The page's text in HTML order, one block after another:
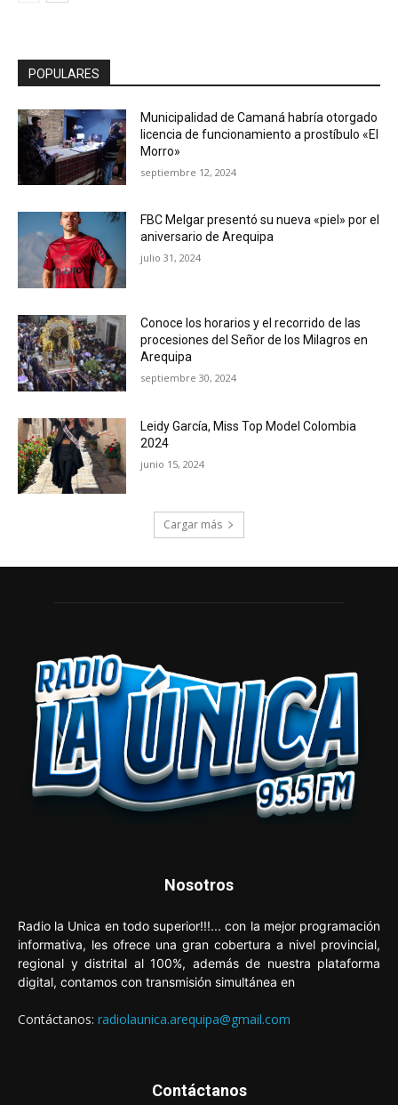
POPULARES
Municipalidad de Camaná habría otorgado
licencia de funcionamiento a prostíbulo «El
Morro»
septiembre 12, 2024
FBC Melgar presentó su nueva «piel» por el
aniversario de Arequipa
julio 31, 2024
Conoce los horarios y el recorrido de las
procesiones del Señor de los Milagros en
Arequipa
septiembre 30, 2024
Leidy García, Miss Top Model Colombia
2024
junio 15, 2024
Cargar más
Nosotros
Radio la Unica en todo superior!!!... con la mejor programación
informativa, les ofrece una gran cobertura a nivel provincial,
regional y distrital al 100%, además de nuestra plataforma
digital, contamos con transmisión simultánea en
Contáctanos: radiolaunica.arequipa@gmail.com
Contáctanos